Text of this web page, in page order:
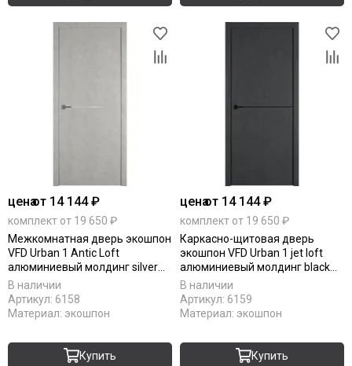
ценаот 14 144 ₽
комплект от 19 650 ₽
Межкомнатная дверь экошпон
VFD Urban 1 Antic Loft
алюминиевый молдинг silver
mould
В наличии
Артикул: 6158
Материал: экошпон
Купить
ценаот 14 144 ₽
комплект от 19 650 ₽
Каркасно-щитовая дверь
экошпон VFD Urban 1 jet loft
алюминиевый молдинг black
mould
В наличии
Артикул: 6159
Материал: экошпон
Купить